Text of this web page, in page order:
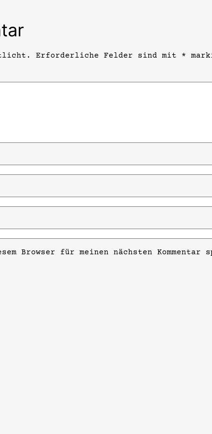
Erforderliche Felder sind mit *
Browser für meinen nächsten Kommentar